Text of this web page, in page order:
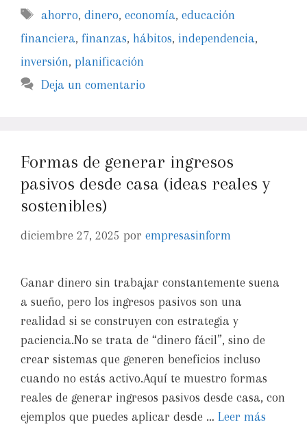
ahorro,dinero,economía,educación
financiera, finanzas, hábitos, independencia,
inversión, planificación
Deja un comentario
Formas de generar ingresos
pasivos desde casa (ideas reales y
sostenibles)
diciembre 27, 2025 por empresasinform
Ganar dinero sin trabajar constantemente suena
a sueño, pero los ingresos pasivos son una
realidad si se construyen con estrategia y
paciencia.No se trata de “dinero fácil”, sino de
crear sistemas que generen beneficios incluso
cuando no estás activo.Aquí te muestro formas
reales de generar ingresos pasivos desde casa, con
ejemplos que puedes aplicar desde … Leer más